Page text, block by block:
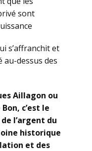
sont
s’affranchit et
dessus des
Aillagon ou
c’est le
l’argent du
historique
et des